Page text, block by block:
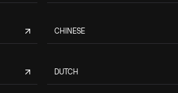
CHINESE
DUTCH